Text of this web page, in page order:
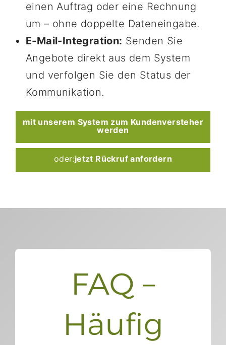
einen Auftrag oder eine Rechnung
um – ohne doppelte Dateneingabe.
E-Mail-Integration: Senden Sie
Angebote direkt aus dem System
und verfolgen Sie den Status der
Kommunikation.
mit unserem System zum Kundenversteher
werden
oder:jetzt Rückruf anfordern
FAQ –
Häufig